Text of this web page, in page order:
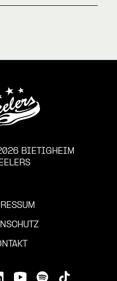
BIETIGHEIM